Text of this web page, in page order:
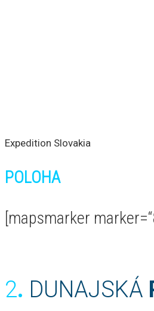
Expedition Slovakia
POLOHA
[mapsmarker
2. DUNAJSKÁ